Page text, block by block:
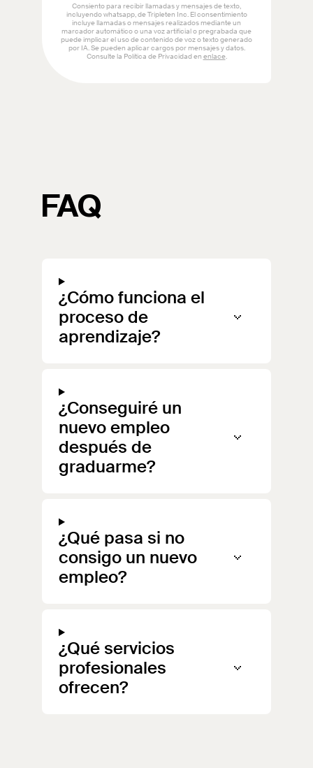
FAQ
¿Cómo funciona el
proceso de
aprendizaje?
¿Conseguiré un
nuevo empleo
después de
graduarme?
¿Qué pasa si no
consigo un nuevo
empleo?
¿Qué servicios
profesionales
ofrecen?